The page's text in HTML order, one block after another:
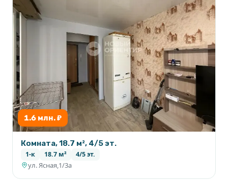
1.6 млн. ₽
Комната, 18.7 м², 4/5 эт.
1-к 18.7 м² 4/5 эт.
ул. Ясная,1/3а